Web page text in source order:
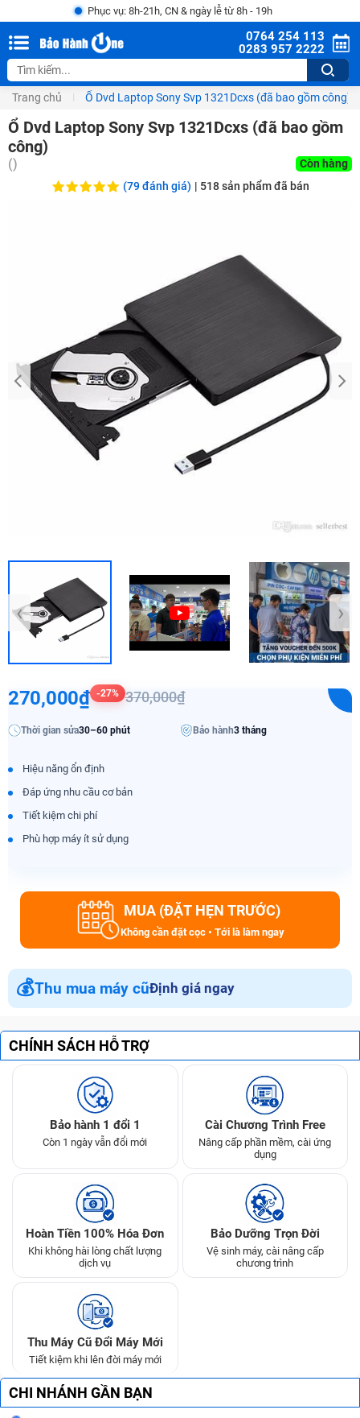
Phục vụ: 8h-21h, CN & ngày lễ từ 8h - 19h
0764 254 113
0283 957 2222
Trang chủ Ổ Dvd Laptop Sony Svp 1321Dcxs (đã bao gồm công)
Ổ Dvd Laptop Sony Svp 1321Dcxs (đã bao gồm
công)
()
Còn hàng
(79 đánh giá) | 518sản phẩm đã bán
‹ ›
270,000₫ -27% 370,000₫
Thời gian sửa30–60 phút Bảo hành3 tháng
Hiệu năng ổn định
Đáp ứng nhu cầu cơ bản
Tiết kiệm chi phí
Phù hợp máy ít sử dụng
MUA (ĐẶT HẸN TRƯỚC)
Không cần đặt cọc • Tới là làm ngay
💰Thu mua máy cũĐịnh giá ngay
CHÍNH SÁCH HỖ TRỢ
Bảo hành 1 đổi 1
Còn 1 ngày vẫn đổi mới
Cài Chương Trình Free
Nâng cấp phần mềm, cài ứng
dụng
Hoàn Tiền 100% Hóa Đơn
Khi không hài lòng chất lượng
dịch vụ
Bảo Dưỡng Trọn Đời
Vệ sinh máy, cài nâng cấp
chương trình
Thu Máy Cũ Đổi Máy Mới
Tiết kiệm khi lên đời máy mới
CHI NHÁNH GẦN BẠN